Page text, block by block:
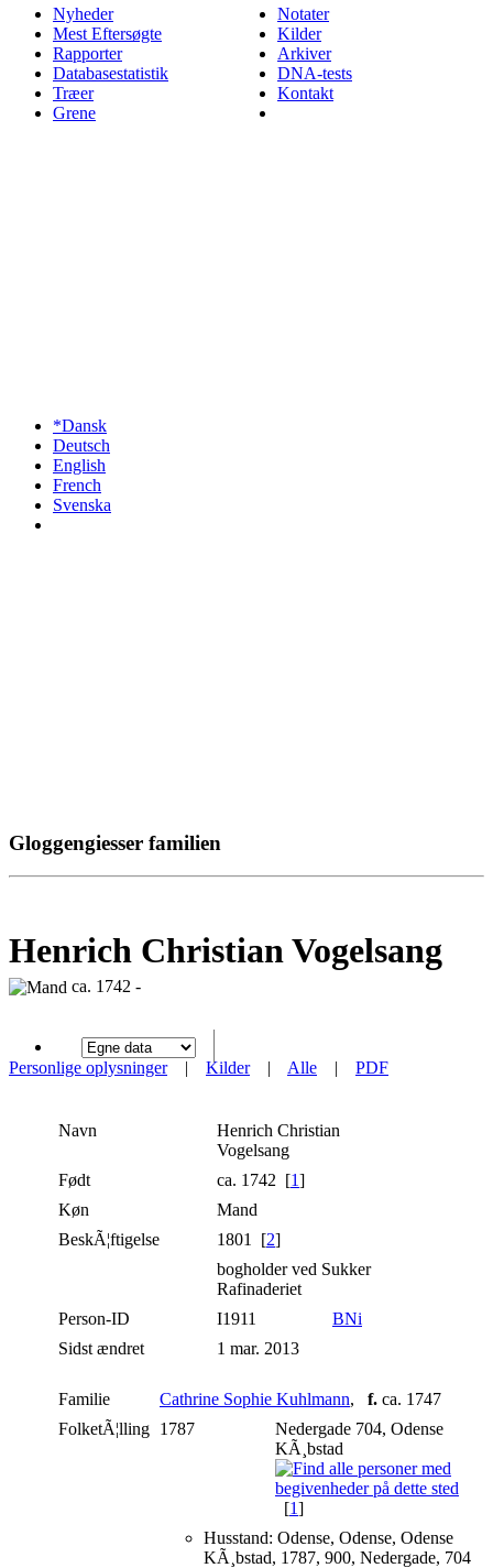
Nyheder
Mest Eftersøgte
Rapporter
Databasestatistik
Træer
Grene
Notater
Kilder
Arkiver
DNA-tests
Kontakt
*Dansk
Deutsch
English
French
Svenska
Gloggengiesser familien
Henrich Christian Vogelsang
ca. 1742 -
Personlige oplysninger| Kilder| Alle | PDF
Navn
Henrich Christian
Vogelsang
Født
ca. 1742 [1]
Køn
Mand
BeskÃ¦ftigelse
1801 [2]
bogholder ved Sukker
Rafinaderiet
Person-ID
I1911
BNi
Sidst ændret
1 mar. 2013
Familie Cathrine Sophie Kuhlmann, f. ca. 1747
FolketÃ¦lling 1787
Nedergade 704, Odense
KÃ¸bstad
[1]
Husstand: Odense, Odense, Odense
KÃ¸bstad, 1787, 900, Nedergade, 704